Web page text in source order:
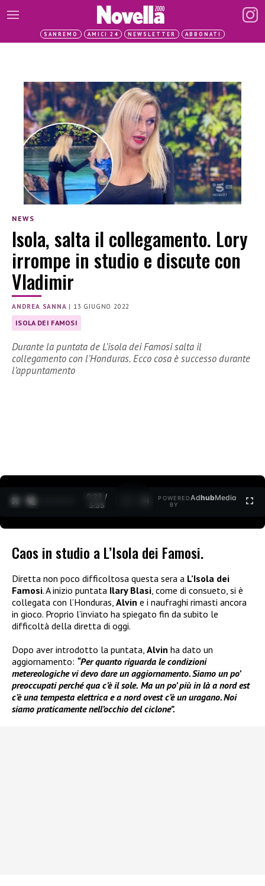
SANREMO AMICI 24 NEWSLETTER ABBONATI
NEWS
Isola, salta il collegamento. Lory
irrompe in studio e discute con
Vladimir
ANDREA SANNA | 13 GIUGNO 2022
ISOLA DEI FAMOSI
Durante la puntata de L’isola dei Famosi salta il
collegamento con l’Honduras. Ecco cosa è successo durante
l’appuntamento
0:30 /
3:35
POWERED
BY
AdhubMedia
Caos in studio a L’Isola dei Famosi.
Diretta non poco difficoltosa questa sera a L’Isola dei
Famosi. A inizio puntata Ilary Blasi, come di consueto, si è
collegata con l’Honduras, Alvin e i naufraghi rimasti ancora
in gioco. Proprio l’inviato ha spiegato fin da subito le
difficoltà della diretta di oggi.
Dopo aver introdotto la puntata, Alvin ha dato un
aggiornamento: “Per quanto riguarda le condizioni
metereologiche vi devo dare un aggiornamento. Siamo un po’
preoccupati perché qua c’è il sole. Ma un po’ più in là a nord est
c’è una tempesta elettrica e a nord ovest c’è un uragano. Noi
siamo praticamente nell’occhio del ciclone”.